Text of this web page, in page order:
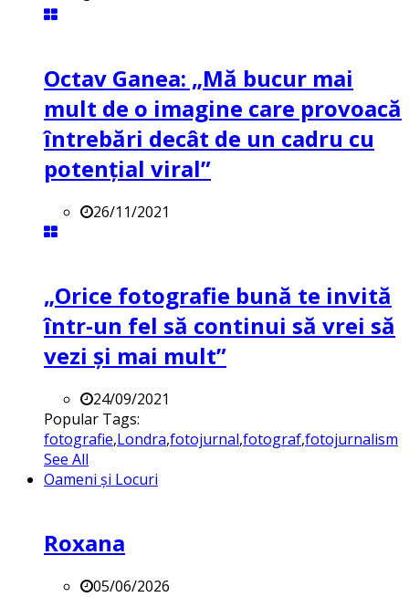
Octav Ganea: „Mă bucur mai
mult de o imagine care provoacă
întrebări decât de un cadru cu
potenţial viral”
26/11/2021
„Orice fotografie bună te invită
într-un fel să continui să vrei să
vezi și mai mult”
24/09/2021
Popular Tags:
fotografie,Londra,fotojurnal,fotograf,fotojurnalism
See All
Oameni și Locuri
Roxana
05/06/2026